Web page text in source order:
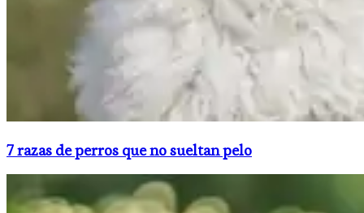
7 razas de perros que no sueltan pelo